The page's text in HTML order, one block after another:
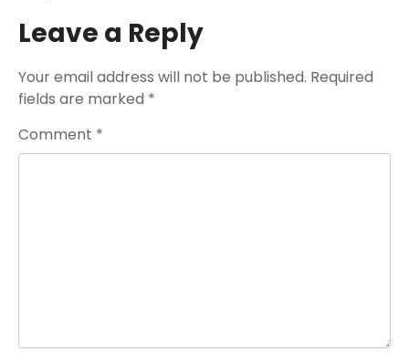
Leave a Reply
Your email address will not be published. Required
fields are marked *
Comment *